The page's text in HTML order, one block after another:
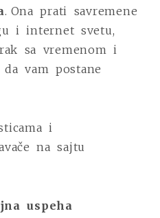
. Ona prati savremene
i internet svetu,
sa vremenom i
vam postane
i
na sajtu
uspeha